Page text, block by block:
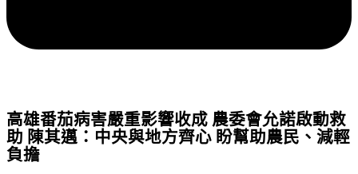
高雄番茄病害嚴重影響收成 農委會允諾啟動救
助 陳其邁：中央與地方齊心 盼幫助農民、減輕
負擔